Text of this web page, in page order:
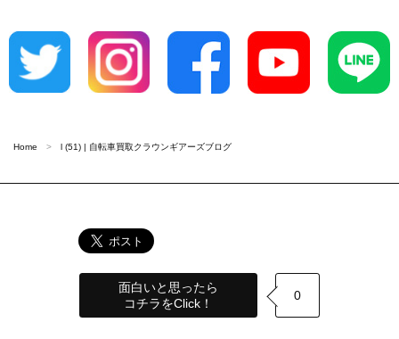
Home l (51) | 自転車買取クラウンギアーズブログ
面白いと思ったら
コチラをClick！
0